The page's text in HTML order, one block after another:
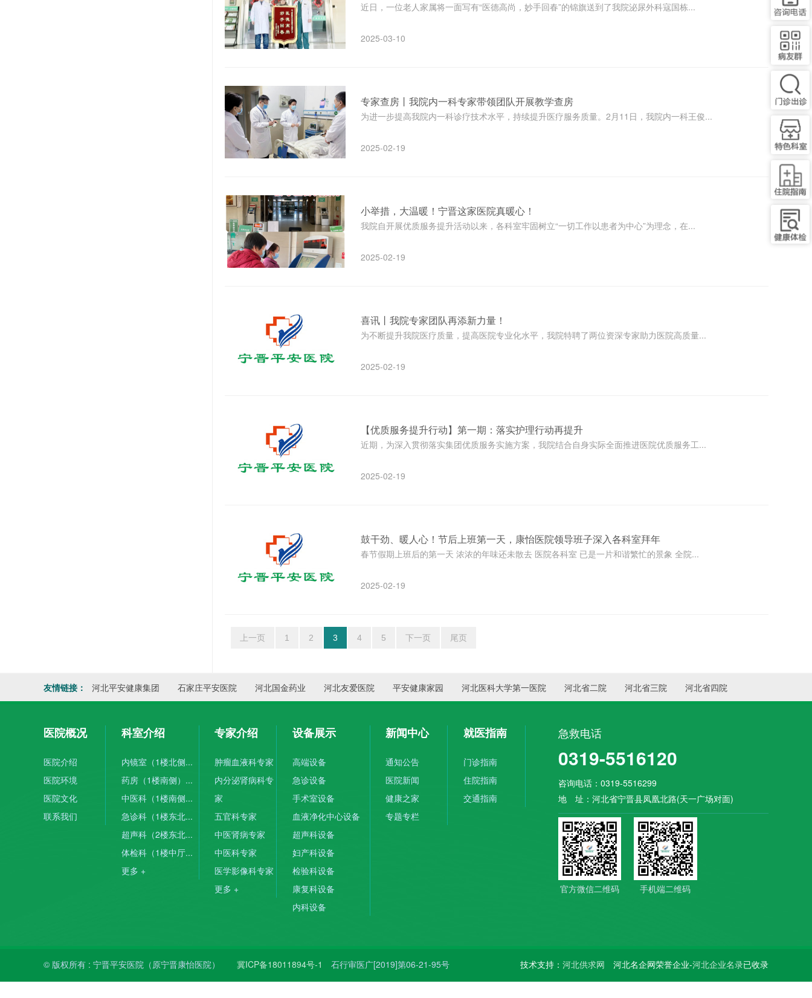
近日，一位老人家属将一面写有“医德高尚，妙手回春”的锦旗送到了我院泌尿外科寇国栋...
2025-03-10
专家查房丨我院内一科专家带领团队开展教学查房
为进一步提高我院内一科诊疗技术水平，持续提升医疗服务质量。2月11日，我院内一科王俊...
2025-02-19
小举措，大温暖！宁晋这家医院真暖心！
我院自开展优质服务提升活动以来，各科室牢固树立“一切工作以患者为中心”为理念，在...
2025-02-19
喜讯丨我院专家团队再添新力量！
为不断提升我院医疗质量，提高医院专业化水平，我院特聘了两位资深专家助力医院高质量...
2025-02-19
【优质服务提升行动】第一期：落实护理行动再提升
近期，为深入贯彻落实集团优质服务实施方案，我院结合自身实际全面推进医院优质服务工...
2025-02-19
鼓干劲、暖人心！节后上班第一天，康怡医院领导班子深入各科室拜年
春节假期上班后的第一天 浓浓的年味还未散去 医院各科室 已是一片和谐繁忙的景象 全院...
2025-02-19
上一页 1 2 3 4 5 下一页 尾页
友情链接： 河北平安健康集团 石家庄平安医院 河北国金药业 河北友爱医院 平安健康家园 河北医科大学第一医院 河北省二院 河北省三院 河北省四院
医院概况
医院介绍
医院环境
医院文化
联系我们
科室介绍
内镜室（1楼北侧...
药房（1楼南侧）...
中医科（1楼南侧...
急诊科（1楼东北...
超声科（2楼东北...
体检科（1楼中厅...
更多 +
专家介绍
肿瘤血液科专家
内分泌肾病科专
家
五官科专家
中医肾病专家
中医科专家
医学影像科专家
更多 +
设备展示
高端设备
急诊设备
手术室设备
血液净化中心设备
超声科设备
妇产科设备
检验科设备
康复科设备
内科设备
新闻中心
通知公告
医院新闻
健康之家
专题专栏
就医指南
门诊指南
住院指南
交通指南
急救电话
0319-5516120
咨询电话：0319-5516299
地 址：河北省宁晋县凤凰北路(天一广场对面)
官方微信二维码 手机端二维码
© 版权所有 : 宁晋平安医院（原宁晋康怡医院） 冀ICP备18011894号-1
石行审医广[2019]第06-21-95号
技术支持： 河北供求网 河北名企网荣誉企业-河北企业名录已收录